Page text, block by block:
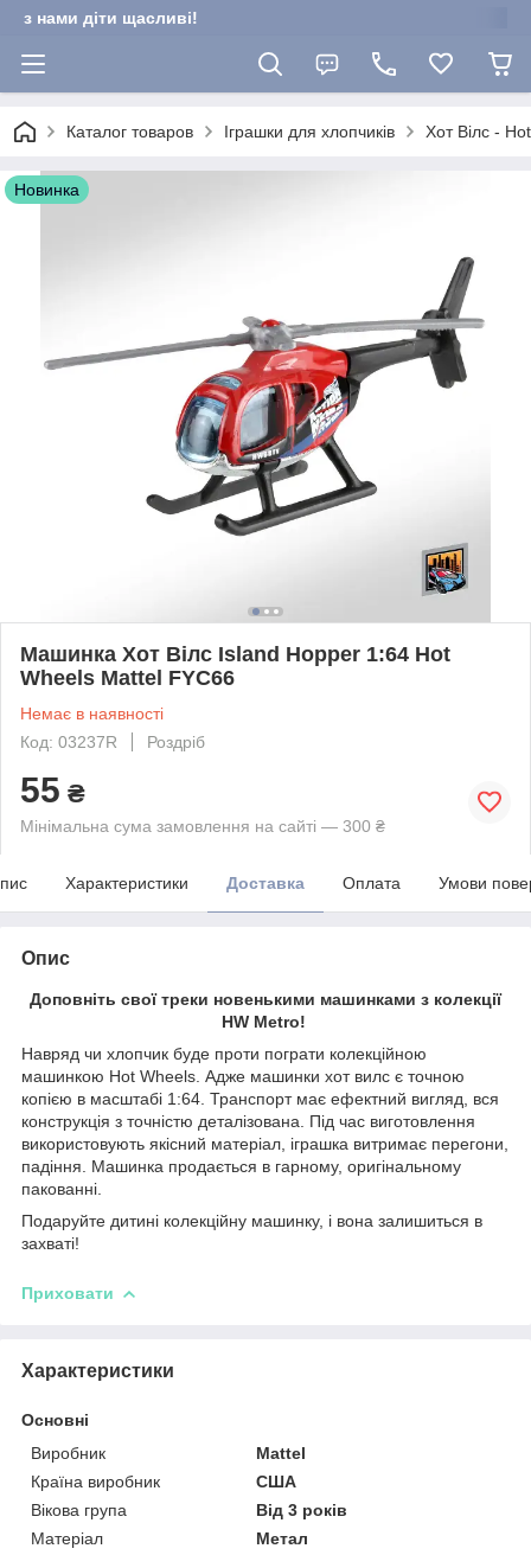
з нами діти щасливі!
Каталог товаров Іграшки для хлопчиків Хот Вілс -
Новинка
Машинка Хот Вілс Island Hopper 1:64 Hot
Wheels Mattel FYС66
Немає в наявності
Код: 03237R
Роздріб
55 ₴
Мінімальна сума замовлення на сайті — 300 ₴
Характеристики Доставка Оплата Умови
Опис
Доповніть свої треки новенькими машинками з колекції
HW Metro!
Навряд чи хлопчик буде проти пограти колекційною
машинкою Hot Wheels. Адже машинки хот вилс є точною
копією в масштабі 1:64. Транспорт має ефектний вигляд, вся
конструкція з точністю деталізована. Під час виготовлення
використовують якісний матеріал, іграшка витримає перегони,
падіння. Машинка продається в гарному, оригінальному
пакованні.
Подаруйте дитині колекційну машинку, і вона залишиться в
захваті!
Приховати
Характеристики
Основні
Виробник
Mattel
Країна виробник
США
Вікова група
Від 3 років
Матеріал
Метал